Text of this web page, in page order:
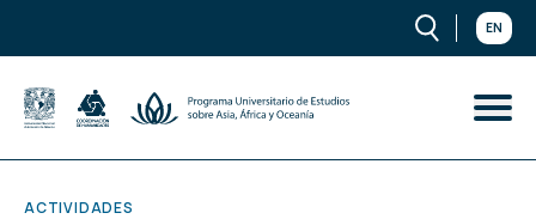
EN
ACTIVIDADES